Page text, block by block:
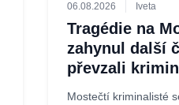
06.08.2026 Iveta
Tragédie na
zahynul další
převzali
Mostečtí kriminalisté